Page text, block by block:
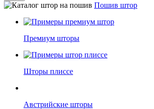
Пошив штор
Премиум шторы
Шторы плиссе
Австрийские шторы